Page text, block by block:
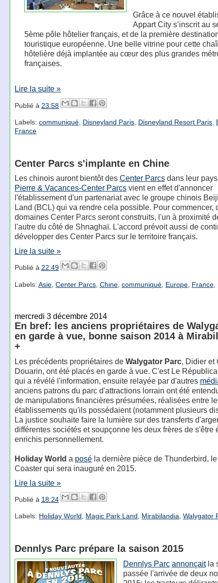
Grâce à ce nouvel
Appart City s’inscrit au
5ème pôle hôtelier français, et de la première
touristique européenne. Une belle vitrine pour cette
hôtelière déjà implantée au cœur des plus grandes
françaises.
Lire la suite »
Publié à 23:58
Labels: communiqué, Disneyland Paris, Disneyland Resort Paris,
France
Center Parcs s'implante en Chine
Les chinois auront bientôt des Center Parcsdans leur
Pierre & Vacances-Center Parcsvient en effet d'annoncer
l'établissement d'un partenariat avec le groupe chinois
Land (BCL) qui va rendre cela possible. Pour commencer,
domaines Center Parcs seront construits, l'un à proximité
l'autre du côté de Shnaghaï. L'accord prévoit aussi de
développer des Center Parcs sur le territoire français.
Lire la suite »
Publié à 22:49
Labels: Asie, Center Parcs, Chine, communiqué, Europe, France,
mercredi 3 décembre 2014
En bref: les anciens propriétaires de
en garde à vue, bonne saison 2014 à
+
Les précédents propriétaires de Walygator Parc, Didier et
Douarin, ont été placés en garde à vue. C'est Le
qui a révélé l'information, ensuite relayée par d'autres
anciens patrons du parc d'attractions lorrain ont été
de manipulations financières présumées, réalisées entre
établissements qu'ils possédaient (notamment plusieurs
La justice souhaite faire la lumière sur des transferts
différentes sociétés et soupçonne les deux frères de s'être
enrichis personnellement.
Holiday World a poséla dernière pièce de Thunderbird,
Coaster qui sera inauguré en 2015.
Lire la suite »
Publié à 18:24
Labels: Holiday World, Magic Park Land, Mirabilandia, Walygator
Dennlys Parc prépare la saison 2015
Dennlys Parc annonçaitla
passée l'arrivée de deux